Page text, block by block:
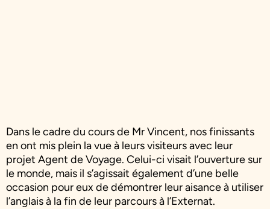
Dans le cadre du cours de Mr Vincent, nos finissants
en ont mis plein la vue à leurs visiteurs avec leur
projet Agent de Voyage. Celui-ci visait l’ouverture sur
le monde, mais il s’agissait également d’une belle
occasion pour eux de démontrer leur aisance à utiliser
l’anglais à la fin de leur parcours à l’Externat.